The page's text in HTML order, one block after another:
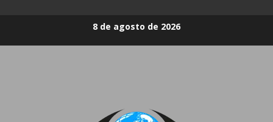
8 de agosto de 2026